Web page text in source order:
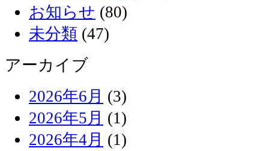
お知らせ (80)
未分類 (47)
アーカイブ
2026年6月 (3)
2026年5月 (1)
2026年4月 (1)